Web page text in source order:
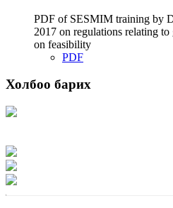
PDF of SESMIM training by
2017 on regulations relating to
on feasibility
PDF
Холбоо барих